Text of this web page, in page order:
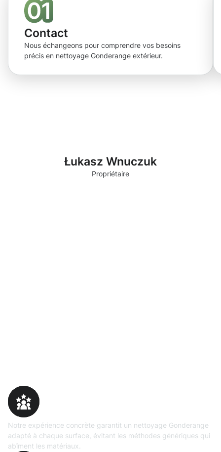
Contact
Nous échangeons pour comprendre vos besoins
précis en nettoyage Gonderange extérieur.
Notre expérience concrète garantit un nettoyage Gonderange
adapté à chaque surface, évitant les méthodes génériques qui
abîment les matériaux.
Łukasz Wnuczuk
Propriétaire